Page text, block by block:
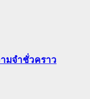
มจำชั่วคราว